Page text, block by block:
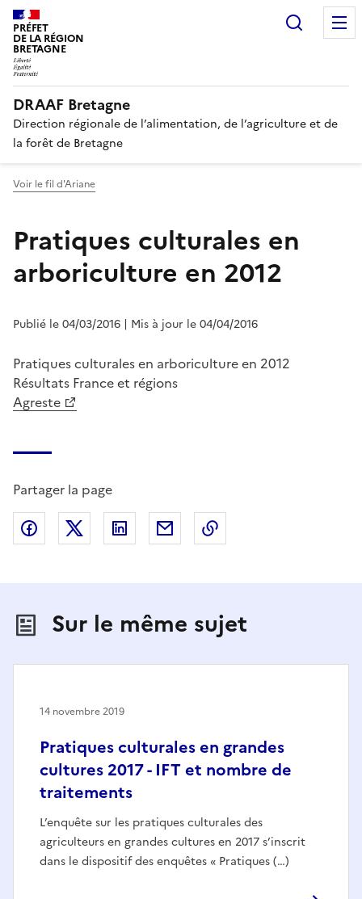
PRÉFET
DE LA RÉGION
BRETAGNE
DRAAF Bretagne
Direction régionale de l’alimentation, de l’agriculture et de
la forêt de Bretagne
Voir le fil d'Ariane
Pratiques culturales en
arboriculture en 2012
Publié le 04/03/2016 | Mis à jour le 04/04/2016
Pratiques culturales en arboriculture en 2012
Résultats France et régions
Agreste
Partager la page
Partager sur Facebook
Partager sur X (anciennement Twitter)
Partager sur LinkedIn
Partager par email
Sur le même sujet
Pratiques culturales en grandes
cultures 2017 - IFT et nombre de
traitements
L’enquête sur les pratiques culturales des
agriculteurs en grandes cultures en 2017 s’inscrit
dans le dispositif des enquêtes « Pratiques (…)
14 novembre 2019